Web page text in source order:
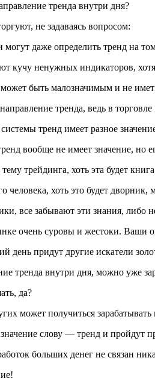
тренда внутри дня?
не задаваясь вопросом:
даже определить тренд на
кучу ненужных индикаторов,
быть малозначимым и не
тренда, ведь в
тренд имеет разное
вообще не имеет значение, но
трейдинга, хоть эта будет
хоть это будет дворник,
все забывают эти знания,
очень суровы и жестоки. Ваши
день придут другие искатели
да?
может получиться
слову — тренд и пройдут
больших денег не связан